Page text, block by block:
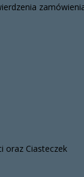
oraz Ciasteczek